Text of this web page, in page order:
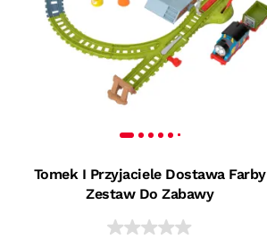
Tomek I Przyjaciele Dostawa Farby
Zestaw Do Zabawy